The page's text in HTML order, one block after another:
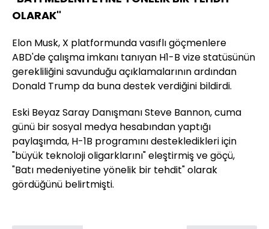
OLARAK"
Elon Musk, X platformunda vasıflı göçmenlere
ABD'de çalışma imkanı tanıyan H1-B vize statüsünün
gerekliliğini savunduğu açıklamalarının ardından
Donald Trump da buna destek verdiğini bildirdi.
Eski Beyaz Saray Danışmanı Steve Bannon, cuma
günü bir sosyal medya hesabından yaptığı
paylaşımda, H-1B programını destekledikleri için
"büyük teknoloji oligarklarını" eleştirmiş ve göçü,
"Batı medeniyetine yönelik bir tehdit" olarak
gördüğünü belirtmişti.